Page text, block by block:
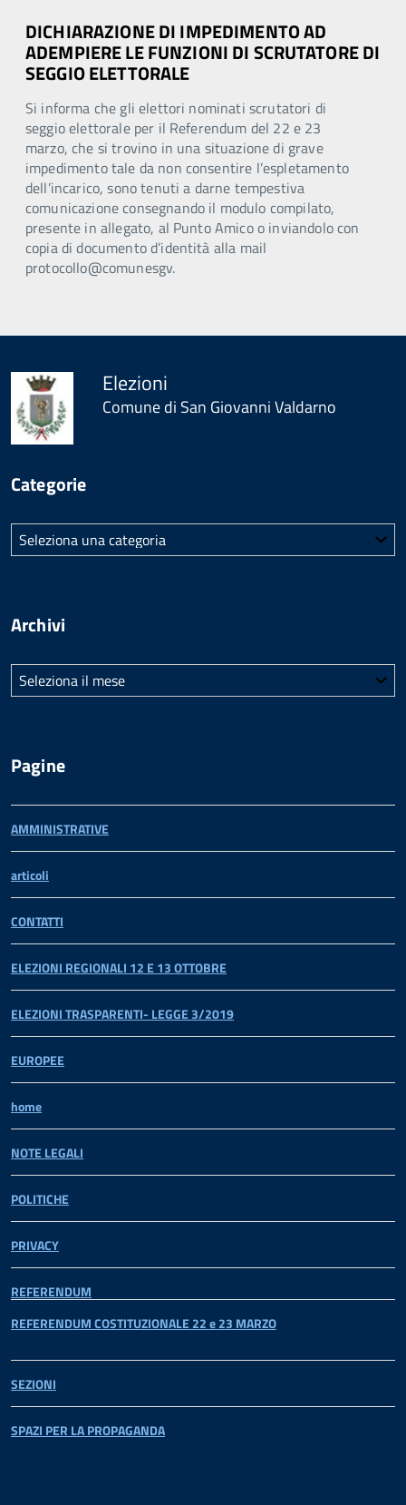
DICHIARAZIONE DI IMPEDIMENTO AD
ADEMPIERE LE FUNZIONI DI SCRUTATORE DI
SEGGIO ELETTORALE
Si informa che gli elettori nominati scrutatori di
seggio elettorale per il Referendum del 22 e 23
marzo, che si trovino in una situazione di grave
impedimento tale da non consentire l’espletamento
dell’incarico, sono tenuti a darne tempestiva
comunicazione consegnando il modulo compilato,
presente in allegato, al Punto Amico o inviandolo con
copia di documento d’identità alla mail
protocollo@comunesgv.
Elezioni
Comune di San Giovanni Valdarno
Categorie
Categorie
Archivi
Archivi
Pagine
AMMINISTRATIVE
articoli
CONTATTI
ELEZIONI REGIONALI 12 E 13 OTTOBRE
ELEZIONI TRASPARENTI- LEGGE 3/2019
EUROPEE
home
NOTE LEGALI
POLITICHE
PRIVACY
REFERENDUM
REFERENDUM COSTITUZIONALE 22 e 23 MARZO
SEZIONI
SPAZI PER LA PROPAGANDA